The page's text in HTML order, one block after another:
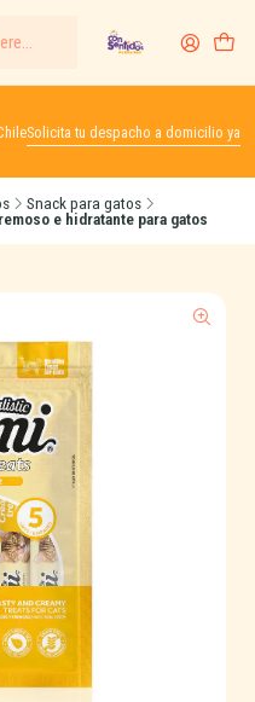
Solicita tu despacho a domicilio ya
Snack para gatos
e hidratante para gatos